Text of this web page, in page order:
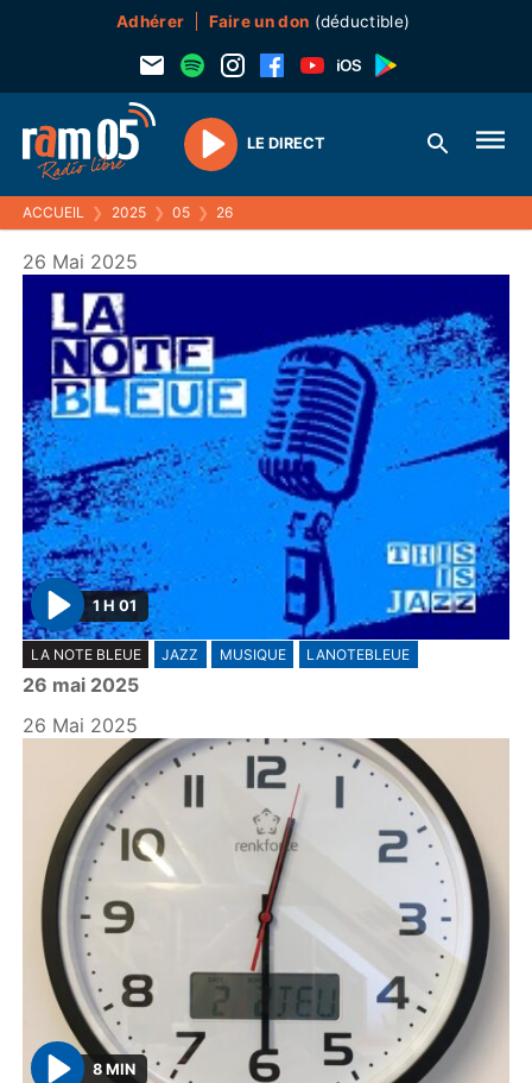
Adhérer Faire un don (déductible)
Play
LE DIRECT
ACCUEIL ❯ 2025 ❯ 05 ❯ 26
26 Mai 2025
P
l
a
y
1 H 01
LA NOTE BLEUE JAZZ MUSIQUE LANOTEBLEUE
26 mai 2025
26 Mai 2025
8 MIN